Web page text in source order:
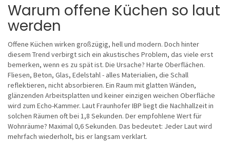
Warum offene Küchen so laut
werden
Offene Küchen wirken großzügig, hell und modern. Doch hinter
diesem Trend verbirgt sich ein akustisches Problem, das viele erst
bemerken, wenn es zu spät ist. Die Ursache? Harte Oberflächen.
Fliesen, Beton, Glas, Edelstahl - alles Materialien, die Schall
reflektieren, nicht absorbieren. Ein Raum mit glatten Wänden,
glänzenden Arbeitsplatten und keiner einzigen weichen Oberfläche
wird zum Echo-Kammer. Laut Fraunhofer IBP liegt die Nachhallzeit in
solchen Räumen oft bei 1,8 Sekunden. Der empfohlene Wert für
Wohnräume? Maximal 0,6 Sekunden. Das bedeutet: Jeder Laut wird
mehrfach wiederholt, bis er langsam verklart.